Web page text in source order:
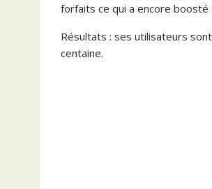
forfaits ce qui a encore boosté
Résultats : ses utilisateurs
centaine.